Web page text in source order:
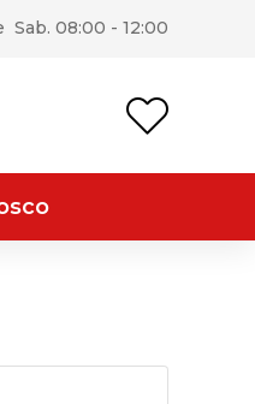
Sab. 08:00 - 12:00